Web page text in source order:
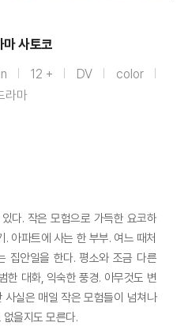
마 사토코
12 + DV
color
라마
다. 작은 모험으로 가득한 요코하
아파트에 사는 한 부부. 여느 때처
집안일을 한다. 평소와 조금 다른
한 대화, 익숙한 풍경. 아무것도 변
사실은 매일 작은 모험들이 넘쳐나
을지도 모른다.